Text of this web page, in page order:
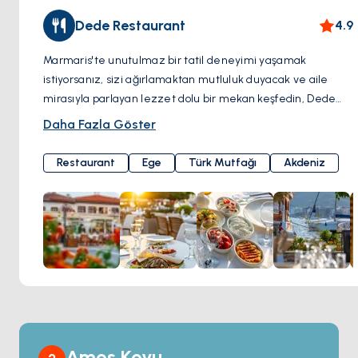
Dede Restaurant 4.9
Marmaris'te unutulmaz bir tatil deneyimi yaşamak
istiyorsanız, sizi ağırlamaktan mutluluk duyacak ve aile
mirasıyla parlayan lezzet dolu bir mekan keşfedin, Dede
Restaurant! Geleneksel Ege ve Türk mutfağının eşsiz
hitap eden bir deneyim sunuyor. Dede Restaurant'ın ünlü
terası ve bahçesi, Marmaris manzarasına nefes kesen bir
açıdan tanıklık etmenizi sağlar. Eşsiz manzaraya karşı
yemek yemenin tadını çıkararak tatilinizi özel kılabilirsiniz.
Bilinen klasik şarapların yanı sıra özel seçim şarapları da
sunuyor. Lezzetli yemekleriniz için mükemmel bir şarap
seçimi yaparak damak tadınızı zenginleştirebilirsiniz.
Marmaris'te unutulmaz bir lezzet yolculuğuna çıkmak
Geleneksel lezzetler, muhteşem manzara ve sıcak aile
atmosferi burada sizi bekliyor. Tatilinizi, Dede Restaurant'ta
Daha Fazla Göster
Restaurant Ege Türk Mutfağı Akdeniz